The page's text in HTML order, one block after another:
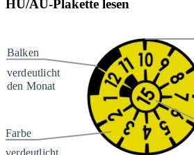
HU/AU-Plakette lesen